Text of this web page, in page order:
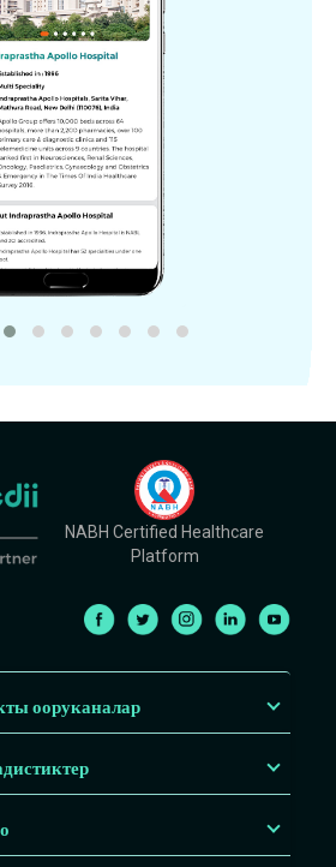
NABH Certified Healthcare
Platform
ооруканалар